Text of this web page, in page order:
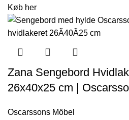
Køb her
Zana Sengebord
26x40x25 cm |
Oscarssons Möbel